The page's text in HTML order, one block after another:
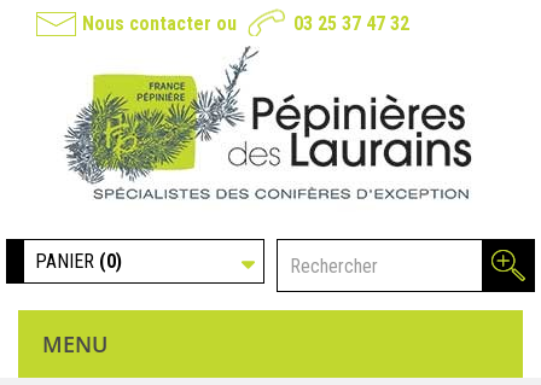
Nous contacter ou 03 25 37 47 32
PANIER (0)
MENU